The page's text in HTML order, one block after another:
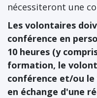
nécessiteront une
Les volontaires
conférence en
10 heures (y
formation, le
conférence et/ou
en échange d'une